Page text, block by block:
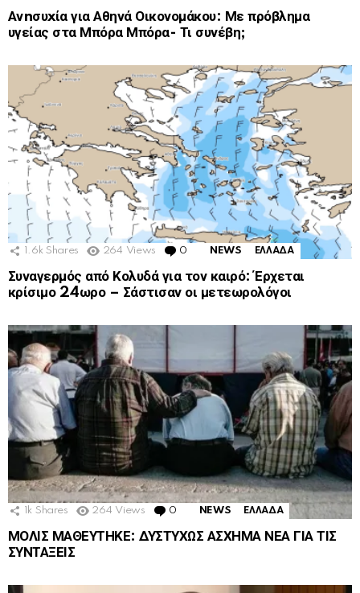
Ανnσυxία για Αθηνά Οικονομάκου: Με πρόβλημα
υγείας στα Μπόρα Μπόρα- Τι συνέβη;
1.6k Shares 264 Views 0 Comments
NEWS ΕΛΛΑΔΑ
Συναγερμός από Κολυδά για τον καιρό: Έρχεται
κρίσιμο 24ωρο – Σάστισαν οι μετεωρολόγοι
1k Shares 264 Views 0 Comments
NEWS ΕΛΛΑΔΑ
ΜΟΛΙΣ ΜΑΘΕΥΤΗΚΕ: ΔΥΣΤΥΧΩΣ ΑΣΧΗΜΑ ΝΕΑ ΓΙΑ ΤΙΣ
ΣΥΝΤΑΞΕΙΣ